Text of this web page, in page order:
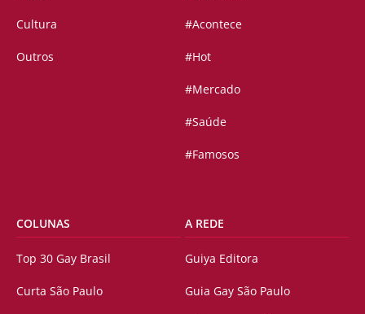
Cultura
Outros
#Acontece
#Hot
#Mercado
#Saúde
#Famosos
COLUNAS
Top 30 Gay Brasil
Curta São Paulo
A REDE
Guiya Editora
Guia Gay São Paulo